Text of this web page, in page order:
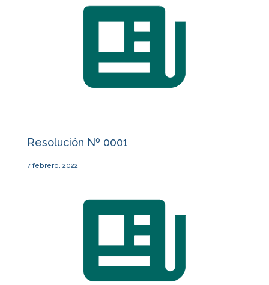
Resolución Nº 0001
7 febrero, 2022